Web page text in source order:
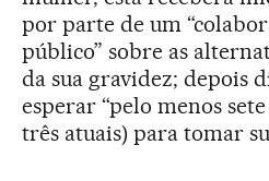
por parte de um
público” sobre as
da sua gravidez; depois
esperar “pelo menos
três atuais) para tomar